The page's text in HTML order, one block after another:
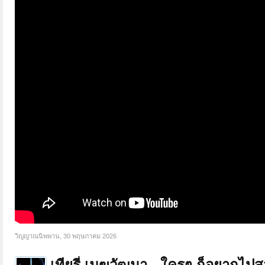
วิญญาณนิพพาน 30 พฤษภาคม 2026